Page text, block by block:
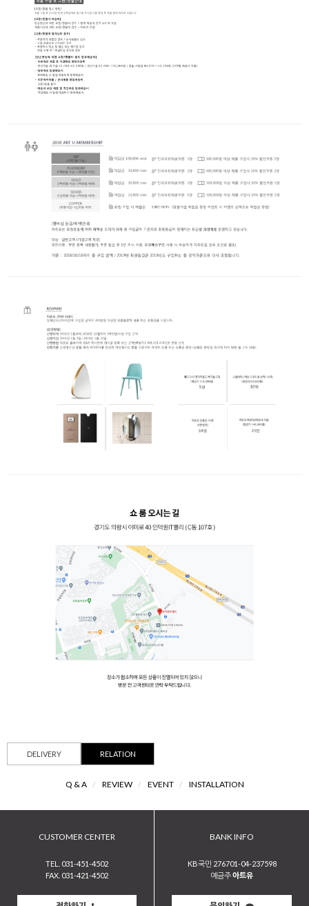
DELIVERY RELATION
Q & A / REVIEW / EVENT / INSTALLATION
CUSTOMER CENTER
TEL. 031-451-4502
FAX. 031-421-4502
BANK INFO
KB국민 276701-04-237598
예금주아트유